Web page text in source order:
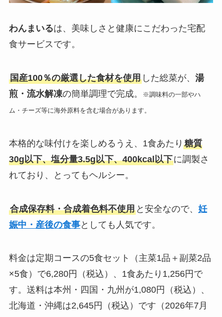
わんまいるは、美味しさと健康にこだわった宅配
食サービスです。
国産100％の厳選した食材を使用した総菜が、 湯
煎・流水解凍の簡単調理で完成。 ※調味料の一部やハ
ム・チーズ等に海外原料を含む場合があります。
本格的な味付けを楽しめるうえ、1食あたり 糖質
30g以下、塩分量3.5g以下、400kcal以下に調製さ
れており、とってもヘルシー。
合成保存料・合成着色料不使用と安全なので、 妊
娠中・産後の食事としても人気です。
料金は定期コースの5食セット（主菜1品＋副菜2品
×5食）で6,280円（税込）、1食あたり1,256円で
す。送料は本州・四国・九州が1,080円（税込）、
北海道・沖縄は2,645円（税込）です（2026年7月